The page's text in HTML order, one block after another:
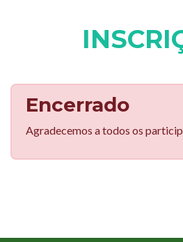
Encerrado
Agradecemos a todos os